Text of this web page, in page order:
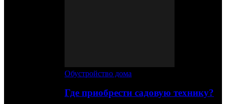
Обустройство дома
Где приобрести садовую технику?